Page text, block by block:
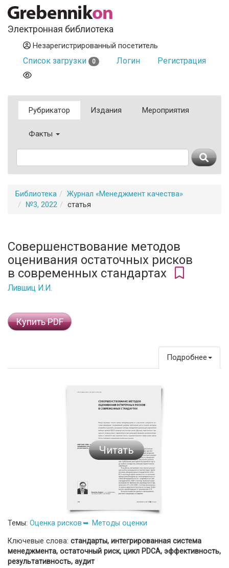
Электронная библиотека
Незарегистрированный посетитель
Список загрузки 0 Логин Регистрация
Рубрикатор Издания Мероприятия
Факты
Библиотека
Журнал «Менеджмент качества»
№3, 2022
статья
Совершенствование методов
оценивания остаточных рисков
в современных стандартах
Лившиц И.И.
Купить PDF
Подробнее
Читать
Темы: Оценка рисков Методы оценки
Ключевые слова: стандарты, интегрированная система
менеджмента, остаточный риск, цикл PDCA, эффективность,
результативность, аудит